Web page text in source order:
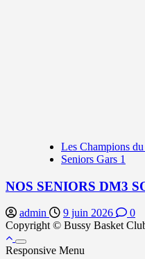
Les Champions
Seniors Gars 1
NOS SENIORS DM3
admin 9 juin 2026
0
Copyright © Bussy Basket
Responsive Menu